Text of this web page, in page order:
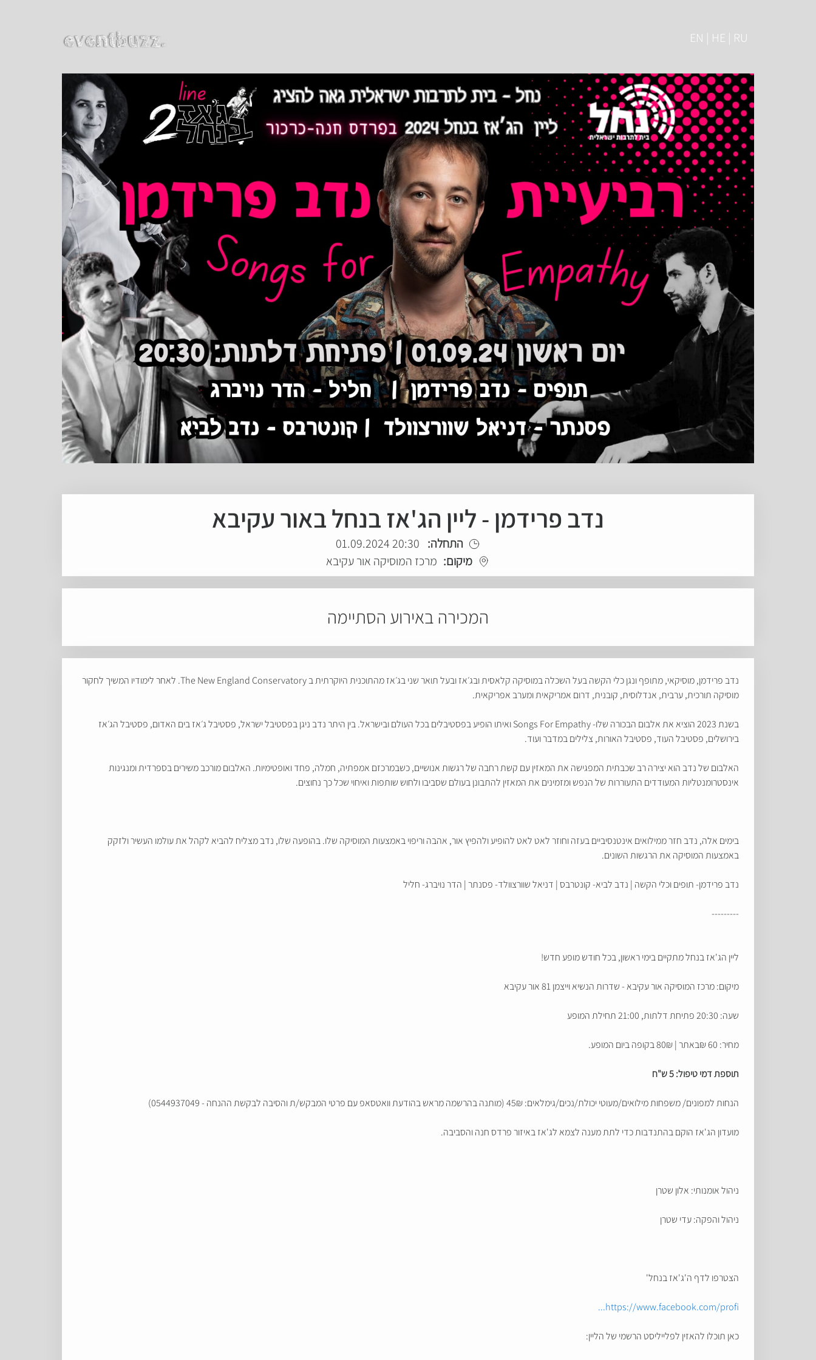
EN | HE | RU
נדב פרידמן - ליין הג'אז בנחל באור עקיבא
התחלה: 20:30 01.09.2024
מיקום: מרכז המוסיקה אור עקיבא
המכירה באירוע הסתיימה
נדב פרידמן, מוסיקאי, מתופף ונגן כלי הקשה בעל השכלה במוסיקה קלאסית ובג׳אז ובעל תואר שני בג׳אז מהתוכנית היוקרתית ב The New England Conservatory. לאחר לימודיו המשיך לחקור
מוסיקה תורכית, ערבית, אנדלוסית, קובנית, דרום אמריקאית ומערב אפריקאית.
בשנת 2023 הוציא את אלבום הבכורה שלו- Songs For Empathy ואיתו הופיע בפסטיבלים בכל העולם ובישראל. בין היתר נדב ניגן בפסטיבל ישראל, פסטיבל ג׳אז בים האדום, פסטיבל הג׳אז
בירושלים, פסטיבל העוד, פסטיבל האורות, צלילים במדבר ועוד.
האלבום של נדב הוא יצירה רב שכבתית המפגישה את המאזין עם קשת רחבה של רגשות אנושיים, כשבמרכזם אמפתיה, חמלה, פחד ואופטימיות. האלבום מורכב משירים בספרדית ומנגינות
אינסטרומנטליות המעודדים התעוררות של הנפש ומזמינים את המאזין להתבונן בעולם שסביבו ולחוש שותפות ואיחוי שכל כך נחוצים.
בימים אלה, נדב חזר ממילואים אינטנסיביים בעזה וחוזר לאט לאט להופיע ולהפיץ אור, אהבה וריפוי באמצעות המוסיקה שלו. בהופעה שלו, נדב מצליח להביא לקהל את עולמו העשיר ולזקק
באמצעות המוסיקה את הרגשות השונים.
נדב פרידמן- תופים וכלי הקשה | נדב לביא- קונטרבס | דניאל שוורצוולד- פסנתר | הדר נויברג- חליל
---------
ליין הג'אז בנחל מתקיים בימי ראשון, בכל חודש מופע חדש!
מיקום: מרכז המוסיקה אור עקיבא - שדרות הנשיא וייצמן 81 אור עקיבא
שעה: 20:30 פתיחת דלתות, 21:00 תחילת המופע
מחיר: 60 ₪באתר | 80₪ בקופה ביום המופע.
תוספת דמי טיפול: 5 ש"ח
הנחות למפונים/ משפחות מילואים/מעוטי יכולת/נכים/גימלאים: 45₪ (מותנה בהרשמה מראש בהודעת וואטסאפ עם פרטי המבקש/ת והסיבה לבקשת ההנחה - 0544937049)
מועדון הג'אז הוקם בהתנדבות כדי לתת מענה לצמא לג'אז באיזור פרדס חנה והסביבה.
ניהול אומנותי: אלון שטרן
ניהול והפקה: עדי שטרן
הצטרפו לדף ה'ג'אז בנחל'
https://www.facebook.com/profi...
כאן תוכלו להאזין לפלייליסט הרשמי של הליין: